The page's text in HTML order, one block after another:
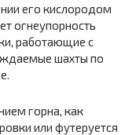
его кислородом
огнеупорность
работающие с
шахты по
горна, как
или футеруется